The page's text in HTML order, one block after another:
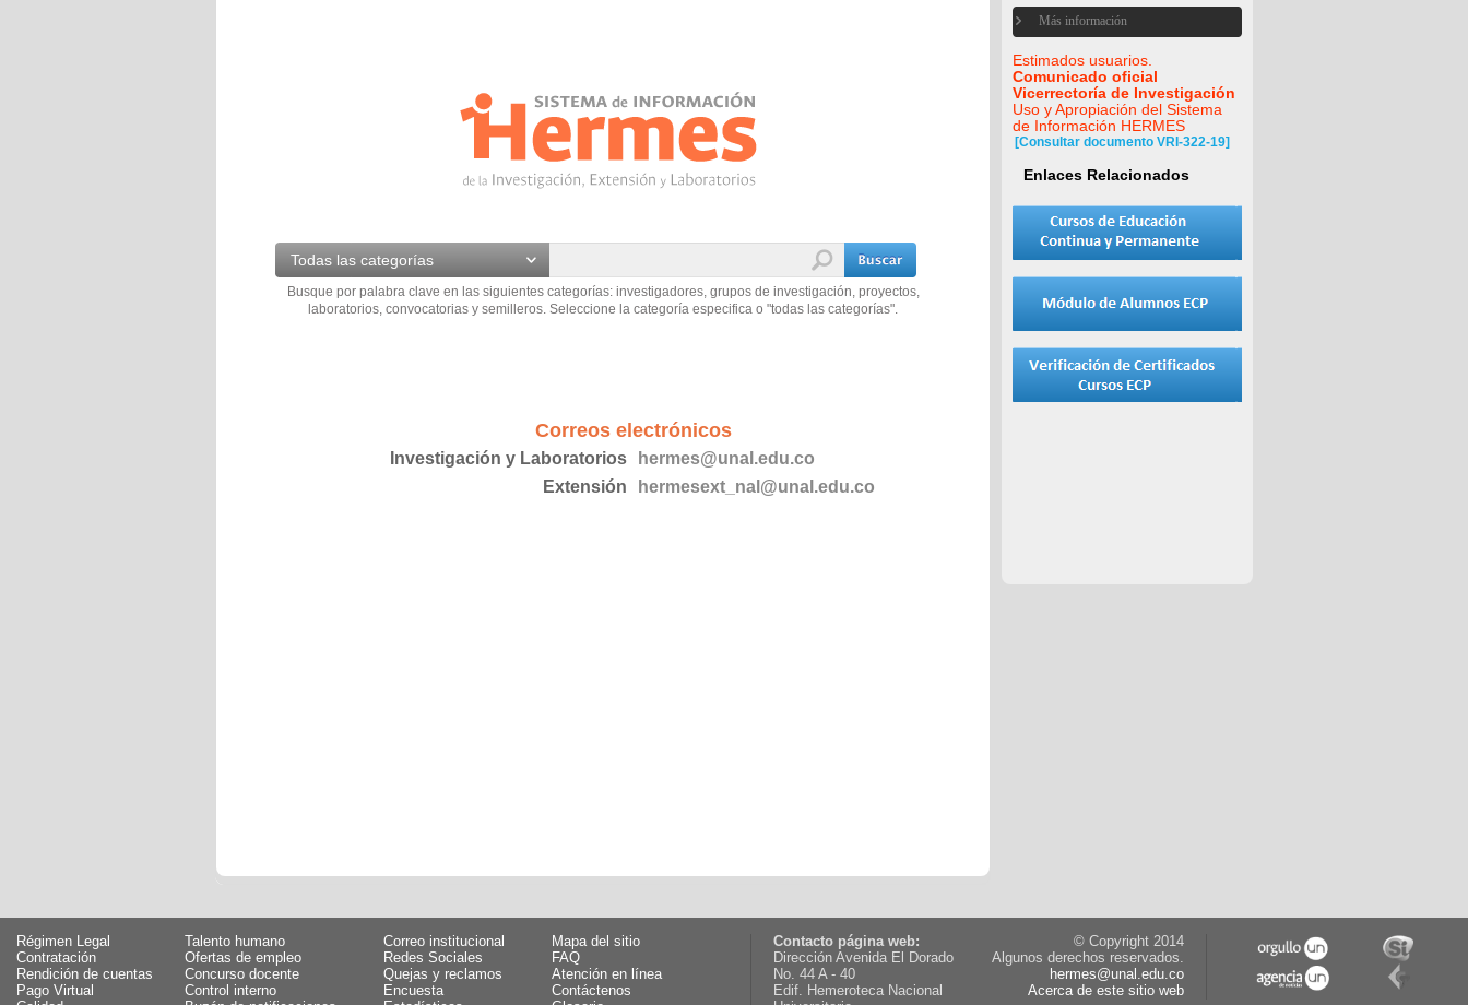
Todas las categorías
Busque por palabra clave en las siguientes categorías: investigadores, grupos de investigación, proyectos,
laboratorios, convocatorias y semilleros. Seleccione la categoría especifica o "todas las categorías".
Correos electrónicos
Investigación y Laboratorios
hermes@unal.edu.co
Extensión
hermesext_nal@unal.edu.co
Más información
Estimados usuarios.
Comunicado oficial
Vicerrectoría de Investigación
Uso y Apropiación del Sistema
de Información HERMES
[Consultar documento VRI-322-19]
Enlaces Relacionados
Régimen Legal
Talento humano
Contratación
Ofertas de empleo
Rendición de cuentas
Concurso docente
Pago Virtual
Control interno
Correo institucional
Mapa del sitio
Redes Sociales
FAQ
Quejas y reclamos
Atención en línea
Encuesta
Contáctenos
Contacto página web:
Dirección Avenida El Dorado
No. 44 A - 40
Edif. Hemeroteca Nacional
© Copyright 2014
Algunos derechos reservados.
hermes@unal.edu.co
Acerca de este sitio web